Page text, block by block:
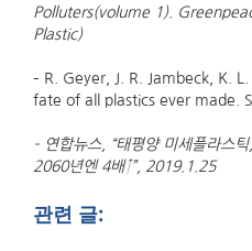
Polluters(volume 1).
Plastic)
– R. Geyer, J. R. Jambeck, K.
fate of all plastics ever made.
– 연합뉴스, “태평양 미세플라스
2060년엔 4배↑”, 2019.1.25
관련 글: